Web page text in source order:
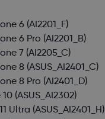
6 (AI2201_F)
6 Pro (AI2201_B)
7 (AI2205_C)
8(ASUS_AI2401_C)
8 Pro (AI2401_D)
10(ASUS_AI2302)
Ultra (ASUS_AI2401_H)